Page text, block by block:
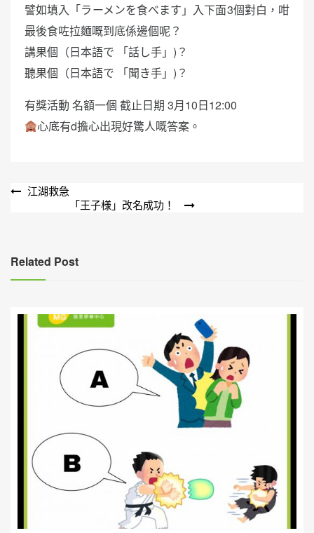
譬如填入「ラーメンを食べます」入下面3個對白，咁
最後食咗拉麵嘅到底係邊個呢？
講果個（日本語で 「話し手」)？
聽果個（日本語で 「聞き手」)？
有獎活動 名額一個 截止日期 3月10日12:00
心底有d擔心出現好驚人嘅答案。
文
覽
江湖救急
「王子様」改名成功！
Related Post